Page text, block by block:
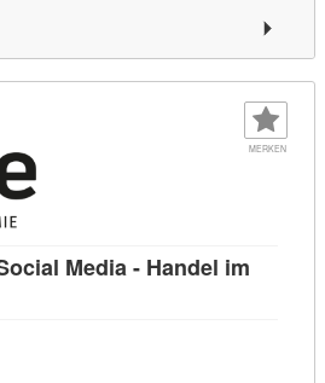
MERKEN
Media - Handel im